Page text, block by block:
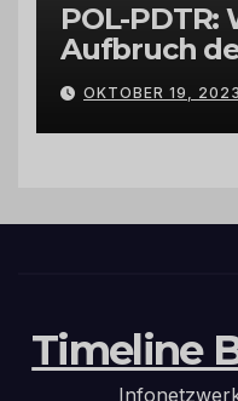
POL-
Aufbruch
Hermeskeil
OKTOBER 19, 2023
Timeline